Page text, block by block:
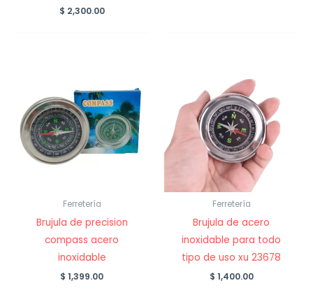
$ 2,300.00
Ferretería
Brujula de precision
compass acero
inoxidable
$ 1,399.00
Ferretería
Brujula de acero
inoxidable para todo
tipo de uso xu 23678
$ 1,400.00